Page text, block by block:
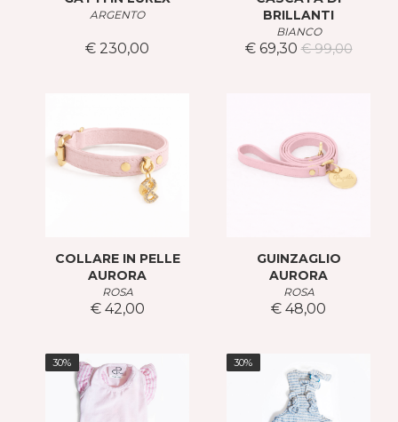
ARGENTO
€ 230,00
BRILLANTI
BIANCO
€ 69,30 € 99,00
COLLARE IN PELLE
AURORA
ROSA
€ 42,00
GUINZAGLIO
AURORA
ROSA
€ 48,00
30% 30%